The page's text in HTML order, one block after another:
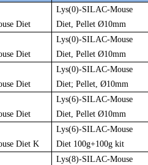
Diet
Lys(0)-SILAC-Mouse
Diet, Pellet Ø10mm
Diet
Lys(0)-SILAC-Mouse
Diet, Pellet Ø10mm
Diet
Lys(0)-SILAC-Mouse
Diet; Pellet, Ø10mm
Diet
Lys(6)-SILAC-Mouse
Diet, Pellet Ø10mm
Diet K
Lys(6)-SILAC-Mouse
Diet 100g+100g kit
Lys(8)-SILAC-Mouse